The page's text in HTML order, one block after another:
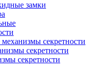
замки
секретности
секретности
секретности